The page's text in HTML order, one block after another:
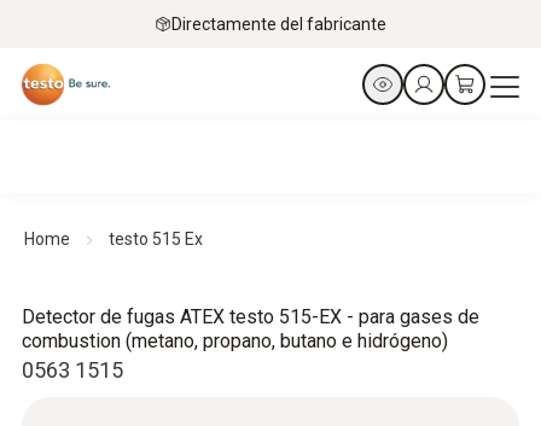
Directamente del fabricante
Home testo 515 Ex
0563 1515
Detector de fugas ATEX testo 515-EX - para gases de
combustion (metano, propano, butano e hidrógeno)